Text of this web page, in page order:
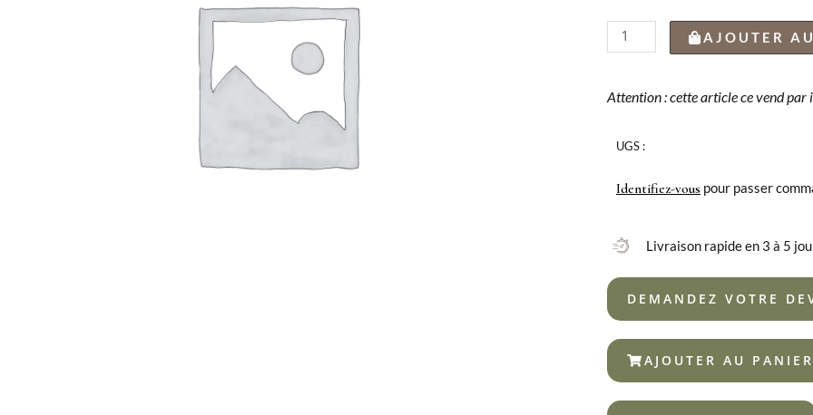
quantité
de
DÉJEUNER
CUIVRE
AJOUTER
Attention : cette article ce vend par
UGS :
Identifiez-vous pour passer
Livraison rapide en 3 à 5
DEMANDEZ VOTRE
AJOUTER AU PANIER